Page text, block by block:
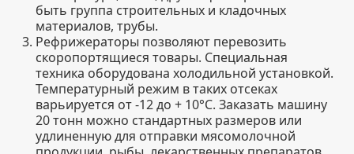
быть группа строительных и кладочных
материалов, трубы.
Рефрижераторы позволяют перевозить
скоропортящиеся товары. Специальная
техника оборудована холодильной установкой.
Температурный режим в таких отсеках
варьируется от -12 до + 10°С. Заказать машину
20 тонн можно стандартных размеров или
удлиненную для отправки мясомолочной